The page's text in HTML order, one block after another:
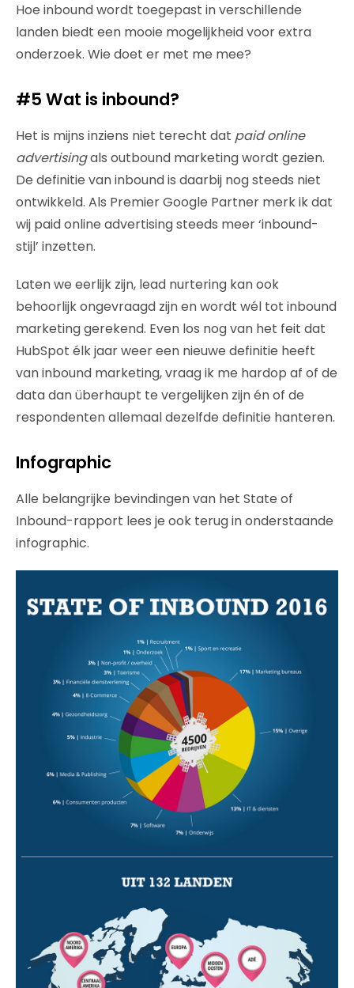
Hoe inbound wordt toegepast in verschillende
landen biedt een mooie mogelijkheid voor extra
onderzoek. Wie doet er met me mee?
#5 Wat is inbound?
Het is mijns inziens niet terecht dat paid online
advertisingals outbound marketing wordt gezien.
De definitie van inbound is daarbij nog steeds niet
ontwikkeld. Als Premier Google Partner merk ik dat
wij paid online advertising steeds meer ‘inbound-
stijl’ inzetten.
Laten we eerlijk zijn, lead nurtering kan ook
behoorlijk ongevraagd zijn en wordt wél tot inbound
marketing gerekend. Even los nog van het feit dat
HubSpot élk jaar weer een nieuwe definitie heeft
van inbound marketing, vraag ik me hardop af of de
data dan überhaupt te vergelijken zijn én of de
respondenten allemaal dezelfde definitie hanteren.
Infographic
Alle belangrijke bevindingen van het State of
Inbound-rapport lees je ook terug in onderstaande
infographic.